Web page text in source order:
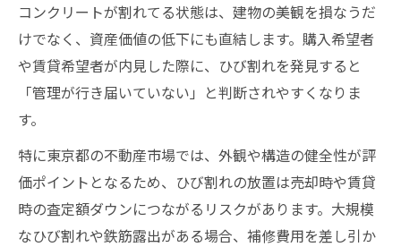
コンクリートが割れてる状態は、建物の美観を損なうだ
けでなく、資産価値の低下にも直結します。購入希望者
や賃貸希望者が内見した際に、ひび割れを発見すると
「管理が行き届いていない」と判断されやすくなりま
す。
特に東京都の不動産市場では、外観や構造の健全性が評
価ポイントとなるため、ひび割れの放置は売却時や賃貸
時の査定額ダウンにつながるリスクがあります。大規模
なひび割れや鉄筋露出がある場合、補修費用を差し引か